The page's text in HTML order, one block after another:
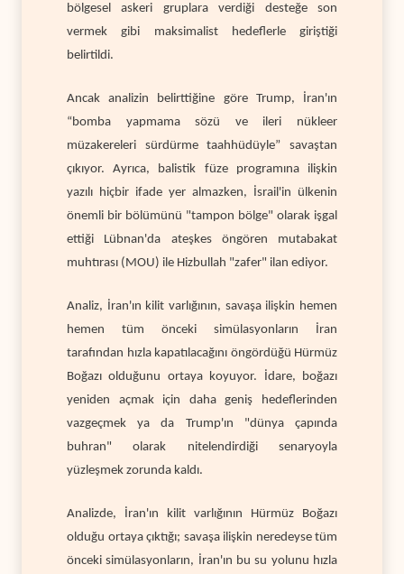
bölgesel askeri gruplara verdiği desteğe son
vermek gibi maksimalist hedeflerle giriştiği
belirtildi.
Ancak analizin belirttiğine göre Trump, İran'ın
“bomba yapmama sözü ve ileri nükleer
müzakereleri sürdürme taahhüdüyle” savaştan
çıkıyor. Ayrıca, balistik füze programına ilişkin
yazılı hiçbir ifade yer almazken, İsrail'in ülkenin
önemli bir bölümünü "tampon bölge" olarak işgal
ettiği Lübnan'da ateşkes öngören mutabakat
muhtırası (MOU) ile Hizbullah "zafer" ilan ediyor.
Analiz, İran'ın kilit varlığının, savaşa ilişkin hemen
hemen tüm önceki simülasyonların İran
tarafından hızla kapatılacağını öngördüğü Hürmüz
Boğazı olduğunu ortaya koyuyor. İdare, boğazı
yeniden açmak için daha geniş hedeflerinden
vazgeçmek ya da Trump'ın "dünya çapında
buhran" olarak nitelendirdiği senaryoyla
yüzleşmek zorunda kaldı.
Analizde, İran'ın kilit varlığının Hürmüz Boğazı
olduğu ortaya çıktığı; savaşa ilişkin neredeyse tüm
önceki simülasyonların, İran'ın bu su yolunu hızla